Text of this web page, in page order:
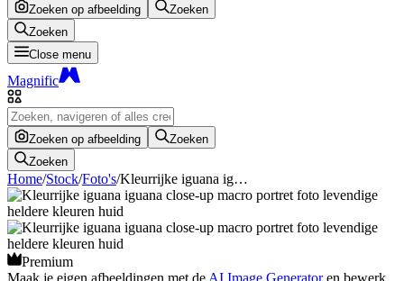
Zoeken op afbeelding
Zoeken
Zoeken
Close menu
Magnific
Zoeken op afbeelding
Zoeken
Zoeken
Home/Stock/Foto's/Kleurrijke iguana ig…
Premium